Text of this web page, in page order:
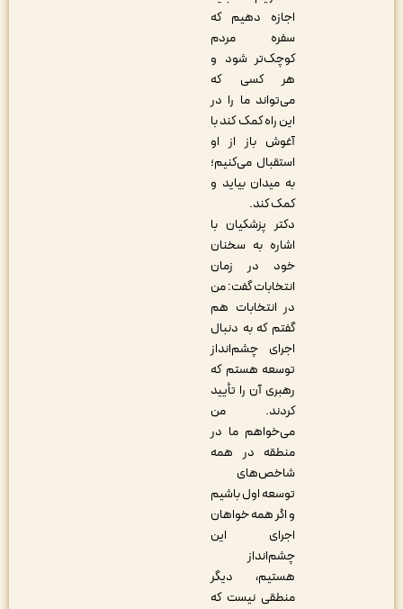
اجازه دهیم که
سفره مردم
کوچک‌تر شود و
هر کسی که
می‌تواند ما را در
این راه کمک کند با
آغوش باز از او
استقبال می‌کنیم؛
به میدان بیاید و
کمک کند.
دکتر پزشکیان با
اشاره به سخنان
خود در زمان
انتخابات گفت: من
در انتخابات هم
گفتم که به دنبال
اجرای چشم‌انداز
توسعه هستم که
رهبری آن را تأیید
کردند. من
می‌خواهم ما در
منطقه در همه
شاخص‌های
توسعه اول باشیم
و اگر همه خواهان
اجرای این
چشم‌انداز
هستیم، دیگر
منطقی نیست که